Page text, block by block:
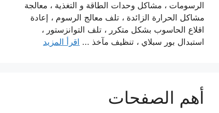
الرسومات ، مشاكل وحدات الطاقة و التغذية ، معالجة
مشاكل الحرارة الزائدة ، تلف معالج الرسوم ، إعادة
اقلاع الحاسوب بشكل متكرر ، تلف التوانزستور ،
استبدال بور سبلاي ، تنظيف مآخذ ... اقرأ المزيد
أهم الصفحات